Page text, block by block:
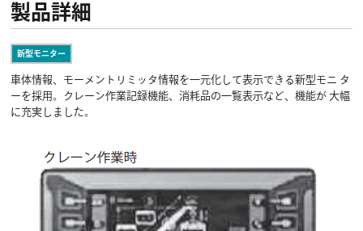
製品詳細
新型モニター
車体情報、モーメントリミッタ情報を一元化して表示できる新型モニ タ
ーを採用。クレーン作業記録機能、消耗品の一覧表示など、機能が 大幅
に充実しました。